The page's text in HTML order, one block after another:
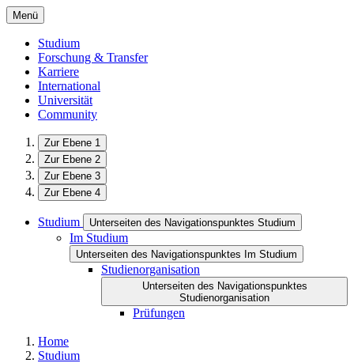
Menü
Studium
Forschung & Transfer
Karriere
International
Universität
Community
Zur Ebene 1
Zur Ebene 2
Zur Ebene 3
Zur Ebene 4
Studium Unterseiten des Navigationspunktes Studium
Im Studium
Unterseiten des Navigationspunktes Im Studium
Studienorganisation
Unterseiten des Navigationspunktes
Studienorganisation
Prüfungen
Home
Studium